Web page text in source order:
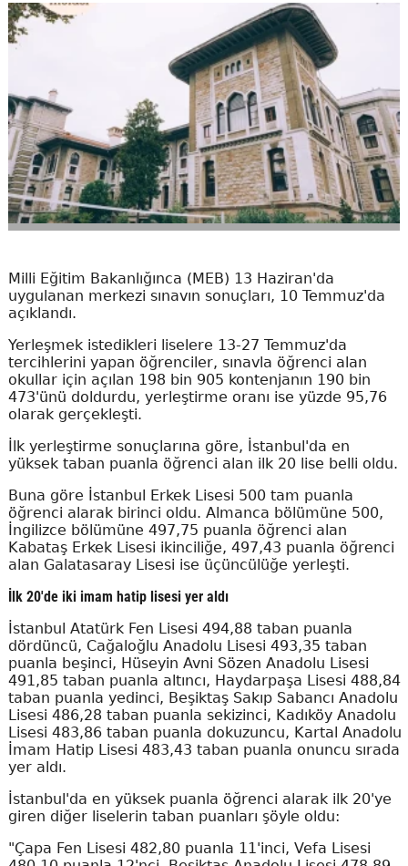
Milli Eğitim Bakanlığınca (MEB) 13 Haziran'da
uygulanan merkezi sınavın sonuçları, 10 Temmuz'da
açıklandı.
Yerleşmek istedikleri liselere 13-27 Temmuz'da
tercihlerini yapan öğrenciler, sınavla öğrenci alan
okullar için açılan 198 bin 905 kontenjanın 190 bin
473'ünü doldurdu, yerleştirme oranı ise yüzde 95,76
olarak gerçekleşti.
İlk yerleştirme sonuçlarına göre, İstanbul'da en
yüksek taban puanla öğrenci alan ilk 20 lise belli oldu.
Buna göre İstanbul Erkek Lisesi 500 tam puanla
öğrenci alarak birinci oldu. Almanca bölümüne 500,
İngilizce bölümüne 497,75 puanla öğrenci alan
Kabataş Erkek Lisesi ikinciliğe, 497,43 puanla öğrenci
alan Galatasaray Lisesi ise üçüncülüğe yerleşti.
İlk 20'de iki imam hatip lisesi yer aldı
İstanbul Atatürk Fen Lisesi 494,88 taban puanla
dördüncü, Cağaloğlu Anadolu Lisesi 493,35 taban
puanla beşinci, Hüseyin Avni Sözen Anadolu Lisesi
491,85 taban puanla altıncı, Haydarpaşa Lisesi 488,84
taban puanla yedinci, Beşiktaş Sakıp Sabancı Anadolu
Lisesi 486,28 taban puanla sekizinci, Kadıköy Anadolu
Lisesi 483,86 taban puanla dokuzuncu, Kartal Anadolu
İmam Hatip Lisesi 483,43 taban puanla onuncu sırada
yer aldı.
İstanbul'da en yüksek puanla öğrenci alarak ilk 20'ye
giren diğer liselerin taban puanları şöyle oldu:
"Çapa Fen Lisesi 482,80 puanla 11'inci, Vefa Lisesi